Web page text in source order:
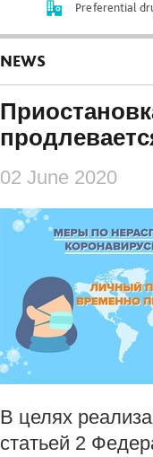
Preferential
NEWS
02 June 2020
В целях
статьей 2